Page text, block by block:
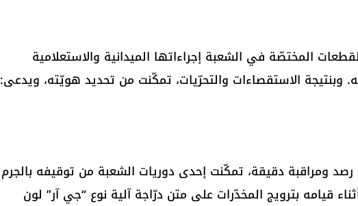
المختصّة في الشعبة إجراءاتها الميدانية والاستعلامية
الاستقصاءات والتحرّيات، تمكّنت من تحديد هويّته، ويدعى:
5-2026، وبعد عملية رصد ومراقبة دقيقة، تمكّنت إحدى دوريات الشعبة من توقيفه بالجرم
قيامه بترويج المخدّرات على متن درّاجة آلية نوع “جي آر” لون